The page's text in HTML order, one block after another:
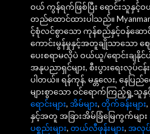
ဝယ် ကွန်ရက်ဖြစ်ပြီး ရောင်းသူနှ
တည်ထောင်ထားပါသည်။
င့်စုံလင်စွာသော ကုန်စည်နှင့်ဝန်ဆေ
ကောင်းမွန်မှုနှင့်အတူချိုသာသော ဈေး
ပေးစရာမလိုပဲ ဝယ်ယူ/ရောင်းချနိုင်
အနုပညာရှင်များ, စီးပွားရေးလုပ်ငန်
ပါတယ်။ ရန်ကုန်, မန္တလေး, နေပြည်
များစွာသော ဝင်ရောက်ကြည့်ရှု့သူ
ရောင်းများ, အိမ်များ, တိုက်ခန်းများ,
နှင့်အတူ အခြားအိမ်ခြံမြေကွက်များ
ပစ္စည်းများ, တယ်လီဖုန်းများ, အလုပ်